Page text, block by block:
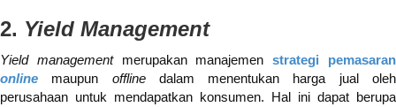
2. Yield Management
Yield managementmerupakan manajemenstrategi pemasaran
online maupun offlinedalam menentukan harga jual oleh
perusahaan untuk mendapatkan konsumen. Hal ini dapat berupa